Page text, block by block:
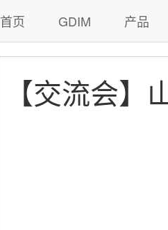
首页 GDIM 产品
【交流会